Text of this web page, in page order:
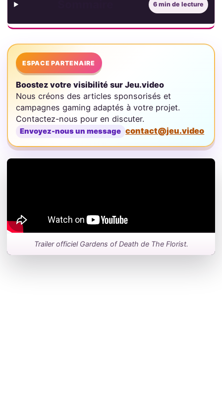
6 min de lecture
ESPACE PARTENAIRE
Boostez votre visibilité sur Jeu.video
Nous créons des articles sponsorisés et
campagnes gaming adaptés à votre projet.
Contactez-nous pour en discuter.
Envoyez-nous un message contact@jeu.video
Trailer officiel Gardens of Death de The Florist.